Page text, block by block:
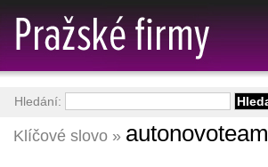
Klíčové slovo » autonovoteam
Hledání: